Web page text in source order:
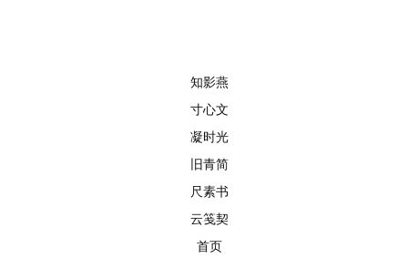
知影燕
寸心文
凝时光
旧青简
尺素书
云笺契
首页